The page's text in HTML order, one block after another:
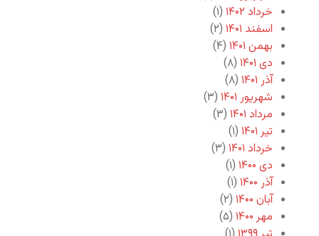
خرداد ۱۴۰۲
(۱)
اسفند ۱۴۰۱
(۲)
بهمن ۱۴۰۱
(۴)
دی ۱۴۰۱
(۸)
آذر ۱۴۰۱
(۸)
شهریور ۱۴۰۱
(۳)
مرداد ۱۴۰۱
(۳)
تیر ۱۴۰۱
(۱)
خرداد ۱۴۰۱
(۳)
دی ۱۴۰۰
(۱)
آذر ۱۴۰۰
(۱)
آبان ۱۴۰۰
(۲)
مهر ۱۴۰۰
(۵)